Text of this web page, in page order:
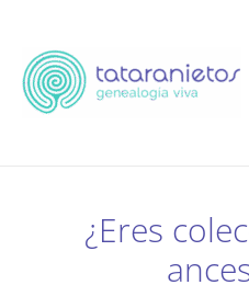
contenido
¿Eres